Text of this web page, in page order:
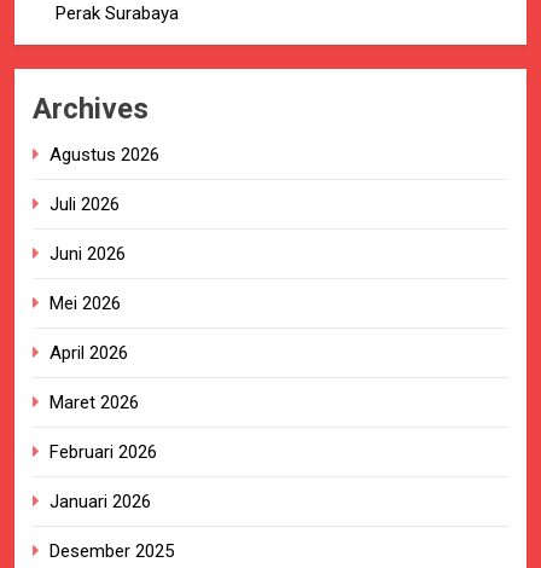
Perak Surabaya
Archives
Agustus 2026
Juli 2026
Juni 2026
Mei 2026
April 2026
Maret 2026
Februari 2026
Januari 2026
Desember 2025